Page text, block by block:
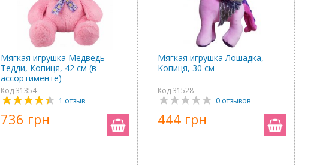
Мягкая игрушка Медведь
Тедди, Копиця, 42 см (в
ассортименте)
Код 31354
1 отзыв
736 грн
Мягкая игрушка Лошадка,
Копиця, 30 см
Код 31528
0 отзывов
444 грн